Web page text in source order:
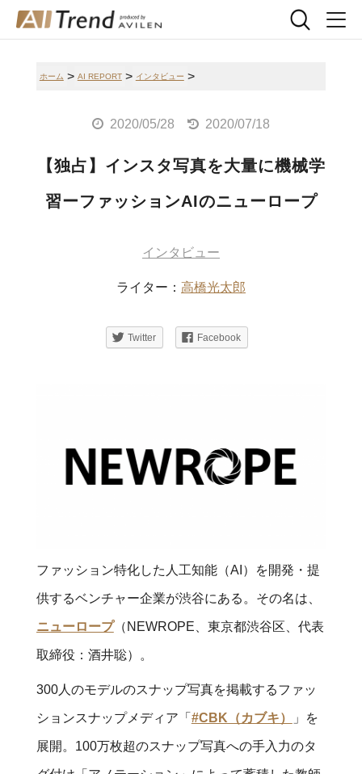
ホーム > AI REPORT > インタビュー >
2020/05/28 2020/07/18
【独占】インスタ写真を大量に機械学
習ーファッションAIのニューロープ
インタビュー
ライター： 高橋光太郎
Twitter Facebook
ファッション特化した人工知能（AI）を開発・提
供するベンチャー企業が渋谷にある。その名は、
ニューロープ（NEWROPE、東京都渋谷区、代表
取締役：酒井聡）。
300人のモデルのスナップ写真を掲載するファッ
ションスナップメディア「 #CBK（カブキ） 」を
展開。100万枚超のスナップ写真への手入力のタ